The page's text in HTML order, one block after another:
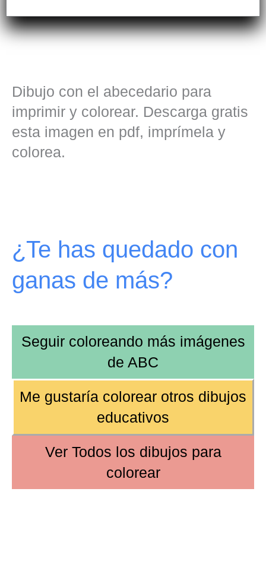
Dibujo con el abecedario para
imprimir y colorear. Descarga gratis
esta imagen en pdf, imprímela y
colorea.
¿Te has quedado con
ganas de más?
Seguir coloreando más imágenes
de ABC
Me gustaría colorear otros dibujos
educativos
Ver Todos los dibujos para
colorear